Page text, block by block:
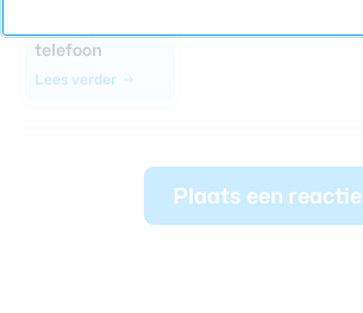
telefoon
Lees verder
Plaats een reactie